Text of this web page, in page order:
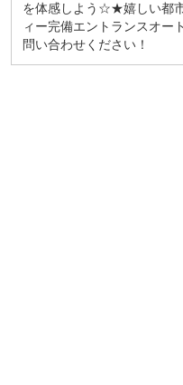
を体感しよう☆★嬉しい都
ィー完備エントランスオー
問い合わせください！